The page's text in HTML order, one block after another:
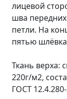
лицевой
шва
петли. На
пятью
Ткань верха:
220г/м2,
ГОСТ